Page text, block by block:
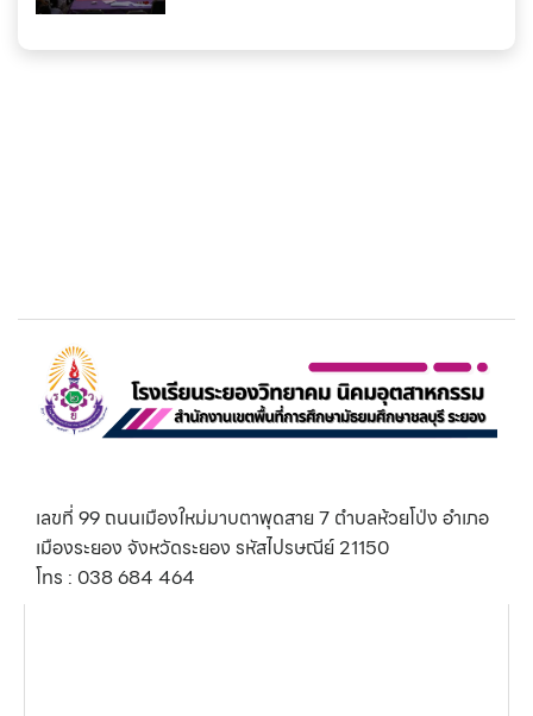
เลขที่ 99 ถนนเมืองใหม่มาบตาพุดสาย 7 ตำบลห้วยโป่ง อำเภอ
เมืองระยอง จังหวัดระยอง รหัสไปรษณีย์ 21150
โทร : 038 684 464